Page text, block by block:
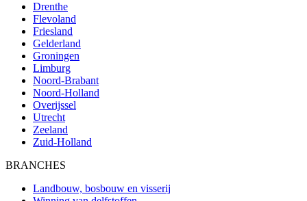
Drenthe
Flevoland
Friesland
Gelderland
Groningen
Limburg
Noord-Brabant
Noord-Holland
Overijssel
Utrecht
Zeeland
Zuid-Holland
BRANCHES
Landbouw, bosbouw en visserij